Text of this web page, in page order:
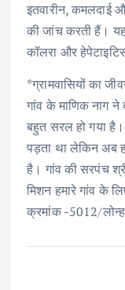
इतवारीन, कमलदाई
की जांच करती हैं।
कॉलरा और
*ग्रामवासियों का
गांव के माणिक नाग
बहुत सरल हो गया
पड़ता था लेकिन अब
है। गांव की सरपंच
मिशन हमारे गांव के
क्रमांक -5012/